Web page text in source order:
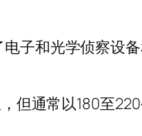
子和光学侦察设
但通常以180至